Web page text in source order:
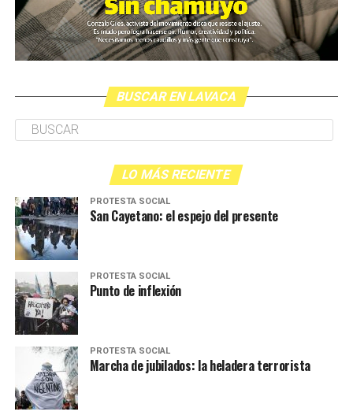
BUSCAR EN LAVACA
LO MÁS RECIENTE
PROTESTA SOCIAL
San Cayetano: el espejo del presente
PROTESTA SOCIAL
Punto de inflexión
PROTESTA SOCIAL
Marcha de jubilados: la heladera terrorista